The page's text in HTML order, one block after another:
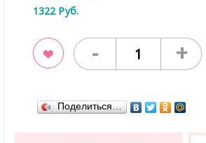
1322 Руб.
- +
Поделиться…